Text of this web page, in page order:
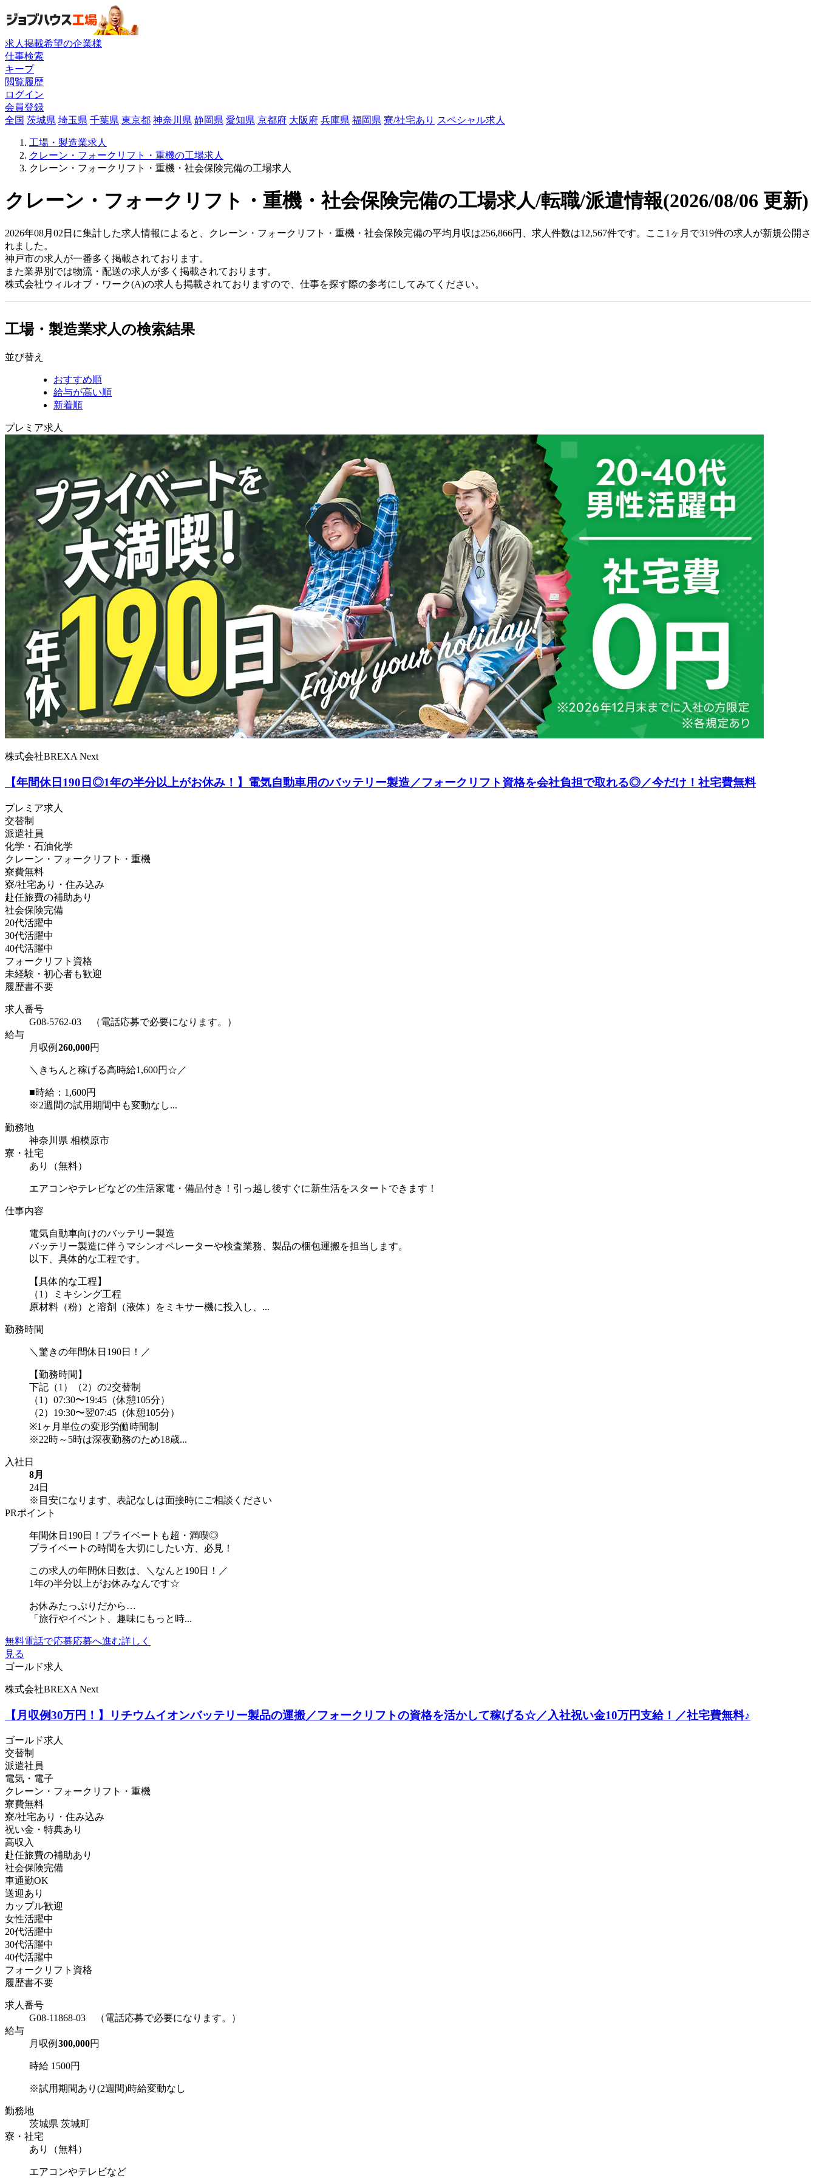
求人掲載希望の企業様
仕事検索
キープ
閲覧履歴
ログイン
会員登録
全国 茨城県 埼玉県 千葉県 東京都 神奈川県 静岡県 愛知県 京都府 大阪府 兵庫県 福岡県 寮/社宅あり スペシャル求人
工場・製造業求人
クレーン・フォークリフト・重機の工場求人
クレーン・フォークリフト・重機・社会保険完備の工場求人
クレーン・フォークリフト・重機・社会保険完備の工場求人/転職/派遣情報(2026/08/06 更新)
2026年08月02日に集計した求人情報によると、クレーン・フォークリフト・重機・社会保険完備の平均月収は256,866円、求人件数は12,567件です。ここ1ヶ月で319件の求人が新規公開さ
れました。
神戸市の求人が一番多く掲載されております。
また業界別では物流・配送の求人が多く掲載されております。
株式会社ウィルオブ・ワーク(A)の求人も掲載されておりますので、仕事を探す際の参考にしてみてください。
工場・製造業求人の検索結果
並び替え
おすすめ順
給与が高い順
新着順
プレミア求人
株式会社BREXA Next
【年間休日190日◎1年の半分以上がお休み！】電気自動車用のバッテリー製造／フォークリフト資格を会社負担で取れる◎／今だけ！社宅費無料
プレミア求人
交替制
派遣社員
化学・石油化学
クレーン・フォークリフト・重機
寮費無料
寮/社宅あり・住み込み
赴任旅費の補助あり
社会保険完備
20代活躍中
30代活躍中
40代活躍中
フォークリフト資格
未経験・初心者も歓迎
履歴書不要
求人番号
G08-5762-03 （電話応募で必要になります。）
給与
月収例 260,000円
＼きちんと稼げる高時給1,600円☆／
■時給：1,600円
※2週間の試用期間中も変動なし...
勤務地
神奈川県 相模原市
寮・社宅
あり（無料）
エアコンやテレビなどの生活家電・備品付き！引っ越し後すぐに新生活をスタートできます！
仕事内容
電気自動車向けのバッテリー製造
バッテリー製造に伴うマシンオペレーターや検査業務、製品の梱包運搬を担当します。
以下、具体的な工程です。
【具体的な工程】
（1）ミキシング工程
原材料（粉）と溶剤（液体）をミキサー機に投入し、...
勤務時間
＼驚きの年間休日190日！／
【勤務時間】
下記（1）（2）の2交替制
（1）07:30〜19:45（休憩105分）
（2）19:30〜翌07:45（休憩105分）
※1ヶ月単位の変形労働時間制
※22時～5時は深夜勤務のため18歳...
入社日
8月
24日
※目安になります、表記なしは面接時にご相談ください
PRポイント
年間休日190日！プライベートも超・満喫◎
プライベートの時間を大切にしたい方、必見！
この求人の年間休日数は、＼なんと190日！／
1年の半分以上がお休みなんです☆
お休みたっぷりだから…
「旅行やイベント、趣味にもっと時...
無料電話で応募応募へ進む詳しく
見る
ゴールド求人
株式会社BREXA Next
【月収例30万円！】リチウムイオンバッテリー製品の運搬／フォークリフトの資格を活かして稼げる☆／入社祝い金10万円支給！／社宅費無料♪
ゴールド求人
交替制
派遣社員
電気・電子
クレーン・フォークリフト・重機
寮費無料
寮/社宅あり・住み込み
祝い金・特典あり
高収入
赴任旅費の補助あり
社会保険完備
車通勤OK
送迎あり
カップル歓迎
女性活躍中
20代活躍中
30代活躍中
40代活躍中
フォークリフト資格
履歴書不要
求人番号
G08-11868-03 （電話応募で必要になります。）
給与
月収例 300,000円
時給 1500円
※試用期間あり(2週間)時給変動なし
勤務地
茨城県 茨城町
寮・社宅
あり（無料）
エアコンやテレビなど